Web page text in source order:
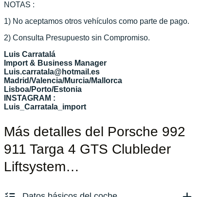
NOTAS :
1) No aceptamos otros vehículos como parte de pago.
2) Consulta Presupuesto sin Compromiso.
Luis Carratalá
Import & Business Manager
Luis.carratala@hotmail.es
Madrid/Valencia/Murcia/Mallorca
Lisboa/Porto/Estonia
INSTAGRAM :
Luis_Carratala_import
Más detalles del Porsche 992
911 Targa 4 GTS Clubleder
Liftsystem…